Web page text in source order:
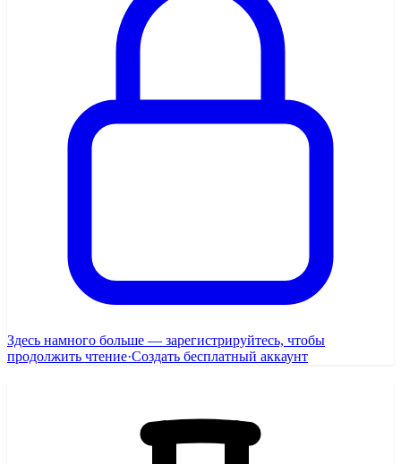
Здесь намного больше — зарегистрируйтесь, чтобы
продолжить чтение·Создать бесплатный аккаунт